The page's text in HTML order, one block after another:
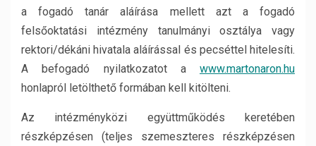
a fogadó tanár aláírása mellett azt a fogadó
felsőoktatási intézmény tanulmányi osztálya vagy
rektori/dékáni hivatala aláírással és pecséttel hitelesíti.
A befogadó nyilatkozatot a www.martonaron.hu
honlapról letölthető formában kell kitölteni.
Az intézményközi együttműködés keretében
részképzésen (teljes szemeszteres részképzésen